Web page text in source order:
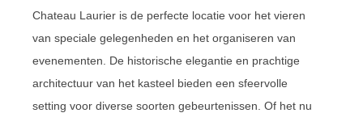
Chateau Laurier is de perfecte locatie voor het vieren
van speciale gelegenheden en het organiseren van
evenementen. De historische elegantie en prachtige
architectuur van het kasteel bieden een sfeervolle
setting voor diverse soorten gebeurtenissen. Of het nu